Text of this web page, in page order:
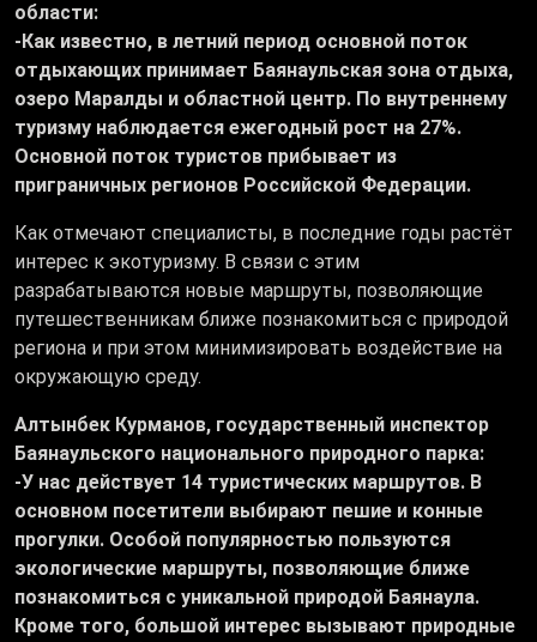
области:
-Как известно, в летний период основной поток
отдыхающих принимает Баянаульская зона отдыха,
озеро Маралды и областной центр. По внутреннему
туризму наблюдается ежегодный рост на 27%.
Основной поток туристов прибывает из
приграничных регионов Российской Федерации.
Как отмечают специалисты, в последние годы растёт
интерес к экотуризму. В связи с этим
разрабатываются новые маршруты, позволяющие
путешественникам ближе познакомиться с природой
региона и при этом минимизировать воздействие на
окружающую среду.
Алтынбек Курманов, государственный инспектор
Баянаульского национального природного парка:
-У нас действует 14 туристических маршрутов. В
основном посетители выбирают пешие и конные
прогулки. Особой популярностью пользуются
экологические маршруты, позволяющие ближе
познакомиться с уникальной природой Баянаула.
Кроме того, большой интерес вызывают природные